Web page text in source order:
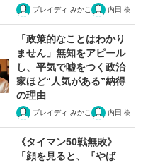
ブレイディ みかこ 内田 樹
「政策的なことはわかり
ません」無知をアピール
し、平気で嘘をつく政治
家ほど“人気がある”納得
の理由
ブレイディ みかこ 内田 樹
《タイマン50戦無敗》
「顔を見ると、『やば